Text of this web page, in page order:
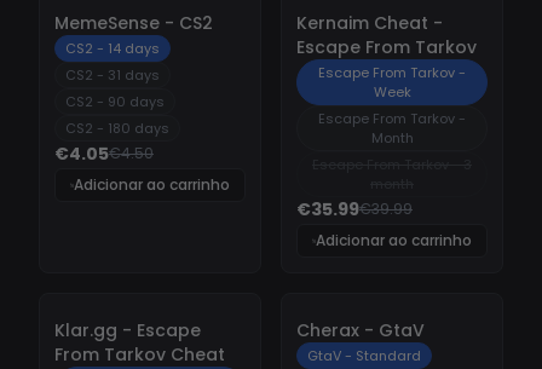
MemeSense - CS2
CS2 - 14 days
CS2 - 31 days
CS2 - 90 days
CS2 - 180 days
€4.05€4.50
Adicionar ao carrinho
Kernaim Cheat -
Escape From Tarkov
Escape From Tarkov -
Week
Escape From Tarkov -
Month
€35.99€39.99
Adicionar ao carrinho
-
Klar.gg - Escape
From Tarkov Cheat
-
Cherax - GtaV
GtaV - Standard